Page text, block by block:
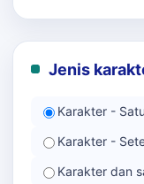
Jenis
Karakter -
Karakter -
Karakter dan